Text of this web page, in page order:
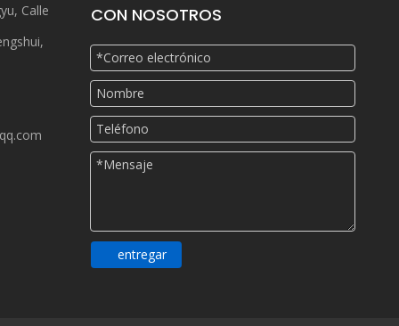
Calle
CON NOSOTROS
entregar